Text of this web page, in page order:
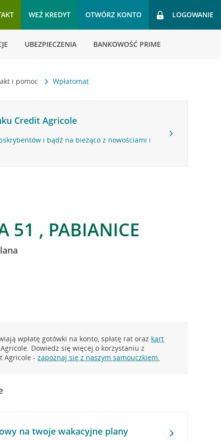
WEŹ KREDYT OTWÓRZ KONTO LOGOWANIE
UBEZPIECZENIA BANKOWOŚĆ PRIME
i pomoc Wpłatomat
Credit Agricole
i bądź na bieżąco z nowościami i
51 , PABIANICE
wpłatę gotówki na konto, spłatę rat oraz kart
Dowiedz się więcej o korzystaniu z
Agricole -zapoznaj się z naszym samouczkiem.
na twoje wakacyjne plany